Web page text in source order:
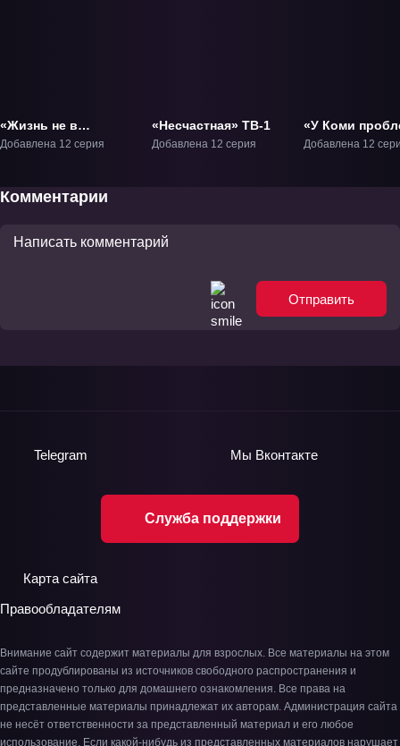
«Жизнь не в
одиночку» ТВ-1
Добавлена 12 серия
«Несчастная» ТВ-1
Добавлена 12 серия
«У Коми
общением 2»
Добавлена 12
Комментарии
Отправить
Служба поддержки
Telegram Мы Вконтакте
Карта сайта
Правообладателям
Внимание сайт содержит материалы для взрослых. Все материалы на этом
сайте продублированы из источников свободного распространения и
предназначено только для домашнего ознакомления. Все права на
представленные материалы принадлежат их авторам. Администрация сайта
не несёт ответственности за представленный материал и его любое
использование. Если какой-нибудь из представленных материалов нарушает